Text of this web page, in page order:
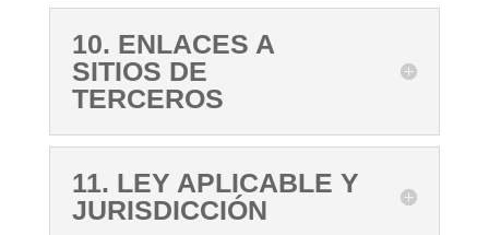
10. ENLACES A
SITIOS DE
TERCEROS
11. LEY APLICABLE Y
JURISDICCIÓN